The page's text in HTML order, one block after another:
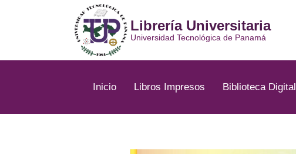
Librería Universitaria
Universidad Tecnológica de Panamá
Inicio Libros Impresos Biblioteca Digital